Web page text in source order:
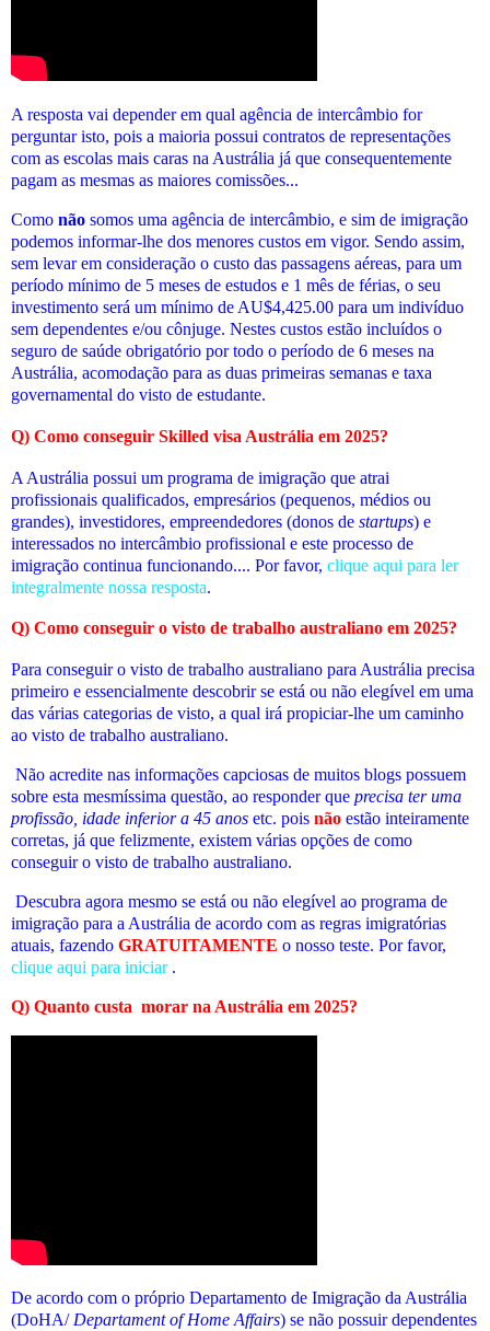
A resposta vai depender em qual agência de intercâmbio for
perguntar isto, pois a maioria possui contratos de representações
com as escolas mais caras na Austrália já que consequentemente
pagam as mesmas as maiores comissões...
Como não somos uma agência de intercâmbio, e sim de imigração
podemos informar-lhe dos menores custos em vigor. Sendo assim,
sem levar em consideração o custo das passagens aéreas, para um
período mínimo de 5 meses de estudos e 1 mês de férias, o seu
investimento será um mínimo de AU$4,425.00 para um indivíduo
sem dependentes e/ou cônjuge. Nestes custos estão incluídos o
seguro de saúde obrigatório por todo o período de 6 meses na
Austrália, acomodação para as duas primeiras semanas e taxa
governamental do visto de estudante.
Q) Como conseguir Skilled visa Austrália em 2025?
A Austrália possui um programa de imigração que atrai
profissionais qualificados, empresários (pequenos, médios ou
grandes), investidores, empreendedores (donos de startups) e
interessados no intercâmbio profissional e este processo de
imigração continua funcionando.... Por favor, clique aqui para ler
integralmente nossa resposta.
Q) Como conseguir o visto de trabalho australiano em 2025?
Para conseguir o visto de trabalho australiano para Austrália precisa
primeiro e essencialmente descobrir se está ou não elegível em uma
das várias categorias de visto, a qual irá propiciar-lhe um caminho
ao visto de trabalho australiano.
Não acredite nas informações capciosas de muitos blogs possuem
sobre esta mesmíssima questão, ao responder que precisa ter uma
profissão, idade inferior a 45 anos etc. pois não estão inteiramente
corretas, já que felizmente, existem várias opções de como
conseguir o visto de trabalho australiano.
Descubra agora mesmo se está ou não elegível ao programa de
imigração para a Austrália de acordo com as regras imigratórias
atuais, fazendo GRATUITAMENTE o nosso teste. Por favor,
clique aqui para iniciar .
Q) Quanto custa morar na Austrália em 2025?
De acordo com o próprio Departamento de Imigração da Austrália
(DoHA/ Departament of Home Affairs) se não possuir dependentes